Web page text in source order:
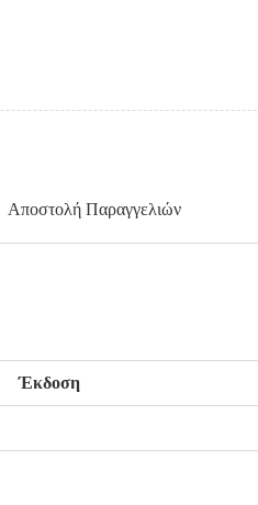
Αποστολή Παραγγελιών
Έκδοση